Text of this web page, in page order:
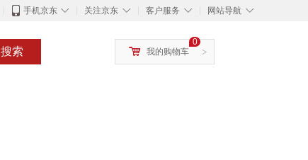
◇
手机京东 ◇
关注京东 ◇
客户服务 ◇
网站导航
搜索 >
0
我的购物车